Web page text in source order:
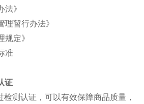
》
理暂行办法》
规定》
准
证
测认证，可以有效保障商品质量，